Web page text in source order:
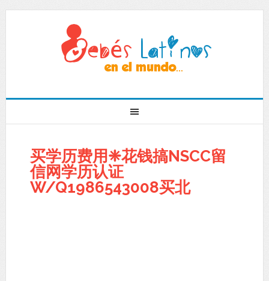
买学历费用❈花钱搞NSCC留
信网学历认证
W/Q1986543008买北